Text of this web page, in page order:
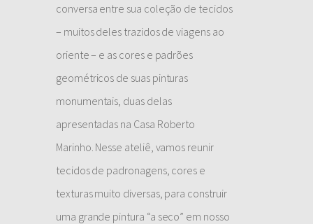
conversa entre sua coleção de tecidos
– muitos deles trazidos de viagens ao
oriente – e as cores e padrões
geométricos de suas pinturas
monumentais, duas delas
apresentadas na Casa Roberto
Marinho. Nesse ateliê, vamos reunir
tecidos de padronagens, cores e
texturas muito diversas, para construir
uma grande pintura “a seco” em nosso